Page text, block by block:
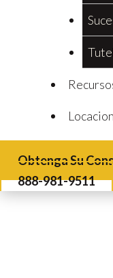
Obtenga Su
888-981-9511